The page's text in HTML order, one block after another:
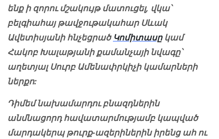
ենք ի զորու մշակույթ մատուցել, վկա՝
բելգիահայ թավջութակահար Սևակ
Ավետիսյանի հնչեցրած Կոմիտասը կամ
Հակոբ Խալաթյանի քամանչայի նվագը՝
աղետյալ Սուրբ Ամենափրկիչի կամարների
ներքո:
Դիմեմ նախամարդու բնազդներին
անմնացորդ հավատարմությամբ կապված
մարդակերպ թուրք-ազերիներին իրենց ահ ու